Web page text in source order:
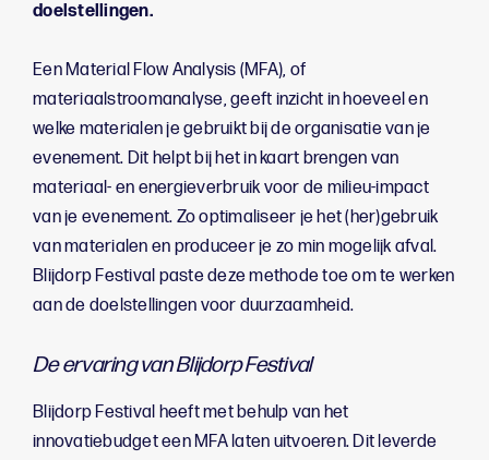
doelstellingen.
Een Material Flow Analysis (MFA), of
materiaalstroomanalyse, geeft inzicht in hoeveel en
welke materialen je gebruikt bij de organisatie van je
evenement. Dit helpt bij het in kaart brengen van
materiaal- en energieverbruik voor de milieu-impact
van je evenement. Zo optimaliseer je het (her)gebruik
van materialen en produceer je zo min mogelijk afval.
Blijdorp Festival paste deze methode toe om te werken
aan de doelstellingen voor duurzaamheid.
De ervaring van Blijdorp Festival
Blijdorp Festival heeft met behulp van het
innovatiebudget een MFA laten uitvoeren. Dit leverde